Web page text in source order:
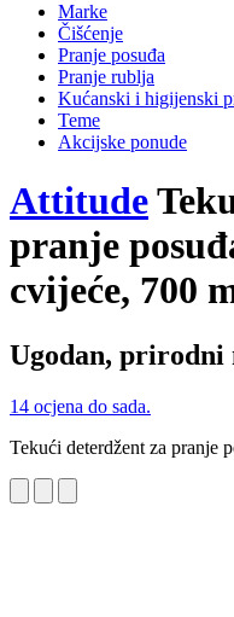
Marke
Čišćenje
Pranje posuđa
Pranje rublja
Kućanski i higijenski
Teme
Akcijske ponude
Attitude
pranje
cvijeće, 700
Ugodan, prirodni
14 ocjena do sada.
Tekući deterdžent za pranje